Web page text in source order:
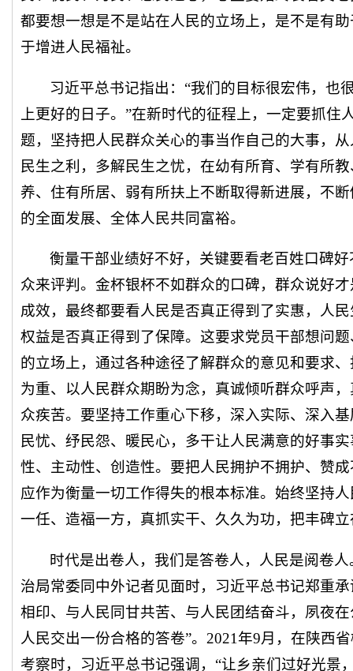
都要想一想是不是站在人民的立场上，是不是有
于增进人民福祉。
习近平总书记指出：“我们的目标很宏伟，也
上更好的日子。”在新时代的征程上，一定要抓住
题，坚持把人民群众关心的事当作自己的大事，
民生之利，多解民生之忧，在幼有所育、学有所
养、住有所居、弱有所扶上不断取得新进展，不
的全面发展、全体人民共同富裕。
衡量干部业绩好不好，关键要看老百姓口碑
众来评判。金杯银杯不如群众的口碑，群众说好
成效，最终都要看人民是否真正得到了实惠，人
权益是否真正得到了保障。这要求党员干部想问
的立场上，通过各种途径了解群众的意见和要求
为重、以人民群众期盼为念，真诚倾听群众呼声
众疾苦。要坚持工作重心下移，深入实际、深入
民忧、纾民怨、暖民心，多干让人民满意的好事
性、主动性、创造性。要把人民拥护不拥护、赞
应作为衡量一切工作得失的根本标准。始终坚持
一任、造福一方，真抓实干、久久为功，把丰碑
时代是出卷人，我们是答卷人，人民是阅卷
治局常委同中外记者见面时，习近平总书记郑重
相印、与人民同甘共苦、与人民团结奋斗，夙夜
人民交出一份合格的答卷”。2021年9月，在陕西
考察时，习近平总书记强调，“让乡亲们过好光景